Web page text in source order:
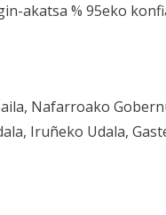
akatsa % 95eko
Nafarroako
Iruñeko Udala,